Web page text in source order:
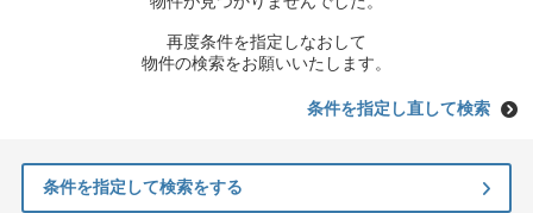
再度条件を指定しなおして
物件の検索をお願いいたします。
条件を指定し直して検索
条件を指定して検索をする